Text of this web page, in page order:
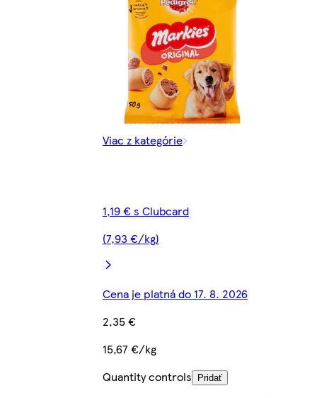
Viac z kategórie
1,19 € s Clubcard
(7,93 €/kg)
Cena je platná do 17. 8. 2026
2,35 €
15,67 €/kg
Quantity controls
Pridať